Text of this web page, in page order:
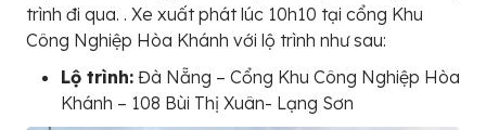
trình đi qua. . Xe xuất phát lúc 10h10 tại cổng Khu
Công Nghiệp Hòa Khánh với lộ trình như sau:
Lộ trình: Đà Nẵng – Cổng Khu Công Nghiệp Hòa
Khánh – 108 Bùi Thị Xuân- Lạng Sơn